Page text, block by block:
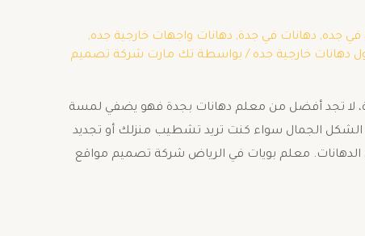
في جده, دهانات في جدة, دهانات واجهات خارجية جده,
دهانات خارجية جده / بواسطة تك مارت شركة تصميم
لا تجد أفضل من معلم دهانات بجدة فهو يضفي لمسة
الشكل الجمال سواء كنت تريد تشطيب منزلك أو تجديد
معلم بويات في الرياض شركة تصميم مواقع